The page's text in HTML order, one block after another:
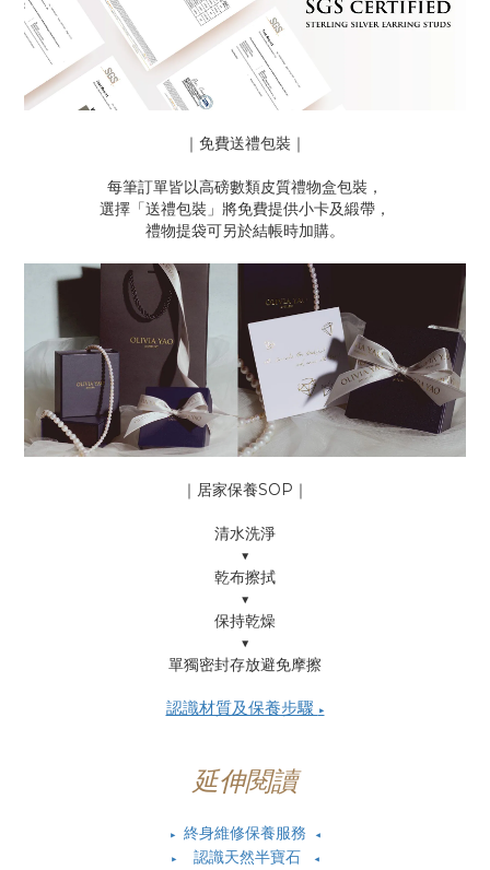
｜免費送禮包裝｜
每筆訂單皆以高磅數類皮質禮物盒包裝，
選擇「送禮包裝」將免費提供小卡及緞帶，
禮物提袋可另於結帳時加購。
｜居家保養SOP｜
清水洗淨
▼
乾布擦拭
▼
保持乾燥
▼
單獨密封存放避免摩擦
認識材質及保養步驟 ▶
延伸閱讀
▶ 終身維修保養服務
◀
▶ 認識天然半寶石
◀